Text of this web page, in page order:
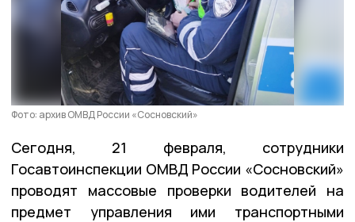
Фото: архив ОМВД России «Сосновский»
Сегодня, 21 февраля, сотрудники
Госавтоинспекции ОМВД России «Сосновский»
проводят массовые проверки водителей на
предмет управления ими транспортными